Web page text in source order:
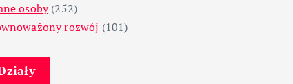
osoby(252)
rozwój (101)